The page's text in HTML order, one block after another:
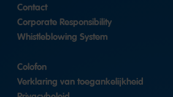
Contact
Corporate Responsibility
Whistleblowing System
Colofon
Verklaring van toegankelijkheid